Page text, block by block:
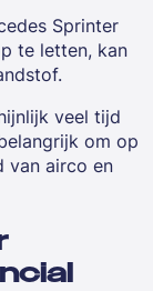
Sprinter
te letten, kan
veel tijd
om op
van airco en